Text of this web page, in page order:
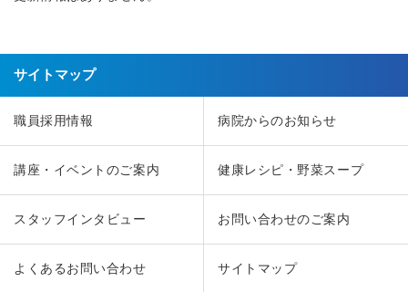
サイトマップ
職員採用情報 病院からのお知らせ
講座・イベントのご案内 健康レシピ・野菜スープ
スタッフインタビュー お問い合わせのご案内
よくあるお問い合わせ サイトマップ